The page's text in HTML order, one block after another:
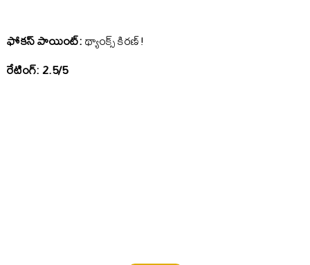
ఫోకస్ పాయింట్:థ్యాంక్స్ కిరణ్!
రేటింగ్: 2.5/5